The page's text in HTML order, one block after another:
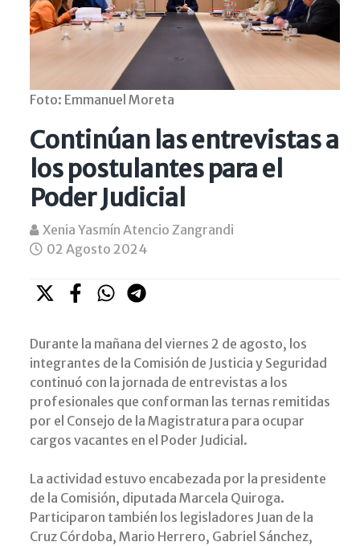
Foto: Emmanuel Moreta
Continúan las entrevistas a
los postulantes para el
Poder Judicial
Xenia Yasmín Atencio Zangrandi
02 Agosto 2024
Durante la mañana del viernes 2 de agosto, los
integrantes de la Comisión de Justicia y Seguridad
continuó con la jornada de entrevistas a los
profesionales que conforman las ternas remitidas
por el Consejo de la Magistratura para ocupar
cargos vacantes en el Poder Judicial.
La actividad estuvo encabezada por la presidente
de la Comisión, diputada Marcela Quiroga.
Participaron también los legisladores Juan de la
Cruz Córdoba, Mario Herrero, Gabriel Sánchez,